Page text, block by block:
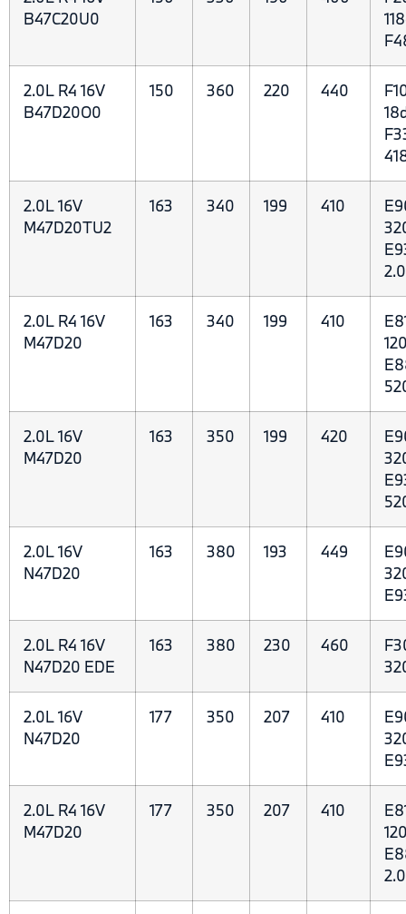
B47C20U0
2.0L R4 16V
B47D20O0
150 360 220 440
2.0L 16V
M47D20TU2
163 340 199 410
2.0L R4 16V
M47D20
163 340 199 410
2.0L 16V
M47D20
163 350 199 420
2.0L 16V
N47D20
163 380 193 449
2.0L R4 16V
N47D20 EDE
163 380 230 460
2.0L 16V
N47D20
177 350 207 410
2.0L R4 16V
M47D20
177 350 207 410